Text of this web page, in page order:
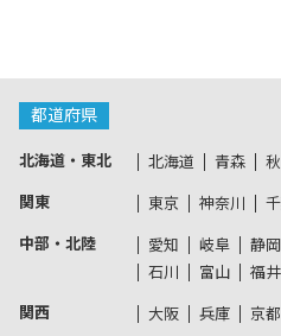
都道府県
北海道・東北 北海道 青森
関東 東京 神奈川
中部・北陸 愛知 岐阜 静岡
石川
富山 福井
関西 大阪 兵庫 京都